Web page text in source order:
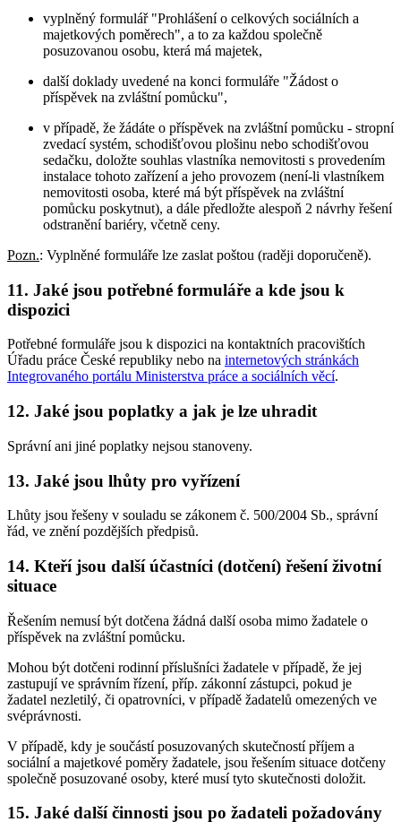
vyplněný formulář "Prohlášení o celkových sociálních a
majetkových poměrech", a to za každou společně
posuzovanou osobu, která má majetek,
další doklady uvedené na konci formuláře "Žádost o
příspěvek na zvláštní pomůcku",
v případě, že žádáte o příspěvek na zvláštní pomůcku - stropní
zvedací systém, schodišťovou plošinu nebo schodišťovou
sedačku, doložte souhlas vlastníka nemovitosti s provedením
instalace tohoto zařízení a jeho provozem (není-li vlastníkem
nemovitosti osoba, které má být příspěvek na zvláštní
pomůcku poskytnut), a dále předložte alespoň 2 návrhy řešení
odstranění bariéry, včetně ceny.
Pozn.: Vyplněné formuláře lze zaslat poštou (raději doporučeně).
11. Jaké jsou potřebné formuláře a kde jsou k
dispozici
Potřebné formuláře jsou k dispozici na kontaktních pracovištích
Úřadu práce České republiky nebo na internetových stránkách
Integrovaného portálu Ministerstva práce a sociálních věcí.
12. Jaké jsou poplatky a jak je lze uhradit
Správní ani jiné poplatky nejsou stanoveny.
13. Jaké jsou lhůty pro vyřízení
Lhůty jsou řešeny v souladu se zákonem č. 500/2004 Sb., správní
řád, ve znění pozdějších předpisů.
14. Kteří jsou další účastníci (dotčení) řešení životní
situace
Řešením nemusí být dotčena žádná další osoba mimo žadatele o
příspěvek na zvláštní pomůcku.
Mohou být dotčeni rodinní příslušníci žadatele v případě, že jej
zastupují ve správním řízení, příp. zákonní zástupci, pokud je
žadatel nezletilý, či opatrovníci, v případě žadatelů omezených ve
svéprávnosti.
V případě, kdy je součástí posuzovaných skutečností příjem a
sociální a majetkové poměry žadatele, jsou řešením situace dotčeny
společně posuzované osoby, které musí tyto skutečnosti doložit.
15. Jaké další činnosti jsou po žadateli požadovány